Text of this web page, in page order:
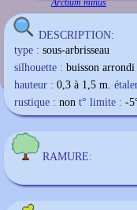
Arctium minus
DESCRIPTION:
type : sous-arbrisseau
silhouette : buisson
hauteur : 0,3 à 1,5 m.
rustique : non t° limite : -5
RAMURE: